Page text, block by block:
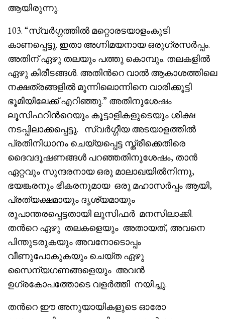
ആയിരുന്നു.
103. “സ്വർഗ്ഗത്തിൽ മറ്റൊരടയാളംകൂടി
കാണപ്പെട്ടു. ഇതാ അഗ്നിമയനായ ഒരുഗ്രസർപ്പം.
അതിന് ഏഴു തലയും പത്തു കൊമ്പും. തലകളിൽ
ഏഴു കിരീടങ്ങൾ. അതിൻറെ വാൽ ആകാശത്തിലെ
നക്ഷത്രങ്ങളിൽ മൂന്നിലൊന്നിനെ വാരിക്കൂട്ടി
ഭൂമിയിലേക്ക് എറിഞ്ഞു.” അതിനുശേഷം
ലൂസിഫറിൻറെയും കൂട്ടാളികളുടെയും ശിക്ഷ
നടപ്പിലാക്കപ്പെട്ടു. സ്വർഗ്ഗീയ അടയാളത്തിൽ
പ്രതിനിധാനം ചെയ്യപ്പെട്ട സ്ത്രീക്കെതിരെ
ദൈവദൂഷണങ്ങൾ പറഞ്ഞതിനുശേഷം, താൻ
ഏറ്റവും സുന്ദരനായ ഒരു മാലാഖയിൽനിന്നു,
ഭയങ്കരനും ഭീകരനുമായ ഒരു മഹാസർപ്പം ആയി,
പ്രത്യക്ഷമായും ദൃശ്യമായും
രൂപാന്തരപ്പെട്ടതായി ലൂസിഫർ മനസിലാക്കി.
തൻറെ ഏഴു തലകളെയും അതായത്, അവനെ
പിന്തുടരുകയും അവനോടൊപ്പം
വീണുപോകുകയും ചെയ്ത ഏഴു
സൈന്യഗണങ്ങളെയും അവൻ
ഉഗ്രകോപത്തോടെ വളർത്തി നയിച്ചു.
തൻറെ ഈ അനുയായികളുടെ ഓരോ